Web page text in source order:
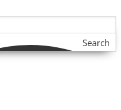
Search